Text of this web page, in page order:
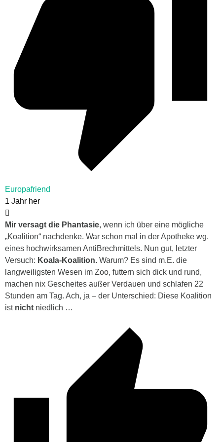
Europafriend
1 Jahr her
Mir versagt die Phantasie, wenn ich über eine mögliche
„Koalition“ nachdenke. War schon mal in der Apotheke wg.
eines hochwirksamen AntiBrechmittels. Nun gut, letzter
Versuch: Koala-Koalition. Warum? Es sind m.E. die
langweiligsten Wesen im Zoo, futtern sich dick und rund,
machen nix Gescheites außer Verdauen und schlafen 22
Stunden am Tag. Ach, ja – der Unterschied: Diese Koalition
ist nicht niedlich …